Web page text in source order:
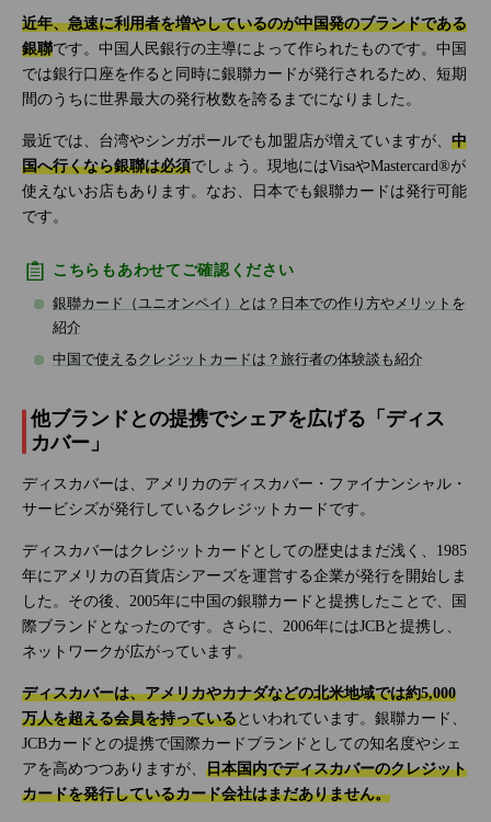
近年、急速に利用者を増やしているのが中国発のブランドである
銀聯です。中国人民銀行の主導によって作られたものです。中国
では銀行口座を作ると同時に銀聯カードが発行されるため、短期
間のうちに世界最大の発行枚数を誇るまでになりました。
最近では、台湾やシンガポールでも加盟店が増えていますが、 中
国へ行くなら銀聯は必須でしょう。現地にはVisaやMastercard®が
使えないお店もあります。なお、日本でも銀聯カードは発行可能
です。
こちらもあわせてご確認ください
銀聯カード（ユニオンペイ）とは？日本での作り方やメリットを
紹介
中国で使えるクレジットカードは？旅行者の体験談も紹介
他ブランドとの提携でシェアを広げる「ディス
カバー」
ディスカバーは、アメリカのディスカバー・ファイナンシャル・
サービシズが発行しているクレジットカードです。
ディスカバーはクレジットカードとしての歴史はまだ浅く、1985
年にアメリカの百貨店シアーズを運営する企業が発行を開始しま
した。その後、2005年に中国の銀聯カードと提携したことで、国
際ブランドとなったのです。さらに、2006年にはJCBと提携し、
ネットワークが広がっています。
ディスカバーは、アメリカやカナダなどの北米地域では約5,000
万人を超える会員を持っているといわれています。銀聯カード、
JCBカードとの提携で国際カードブランドとしての知名度やシェ
アを高めつつありますが、 日本国内でディスカバーのクレジット
カードを発行しているカード会社はまだありません。